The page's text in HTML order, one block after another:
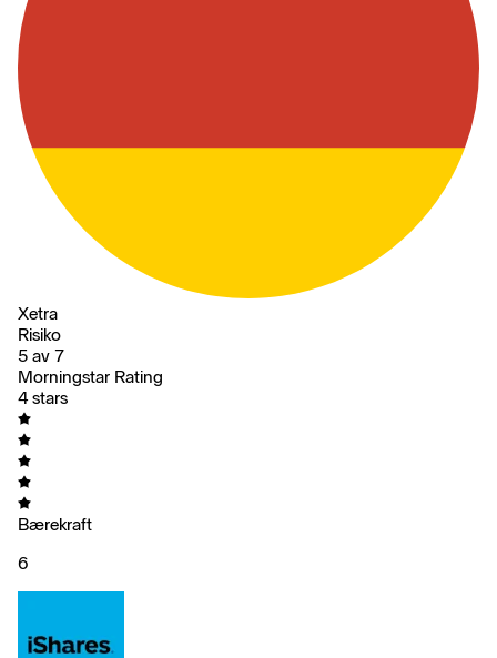
Xetra
Risiko
5 av 7
Morningstar Rating
4 stars
Bærekraft
6